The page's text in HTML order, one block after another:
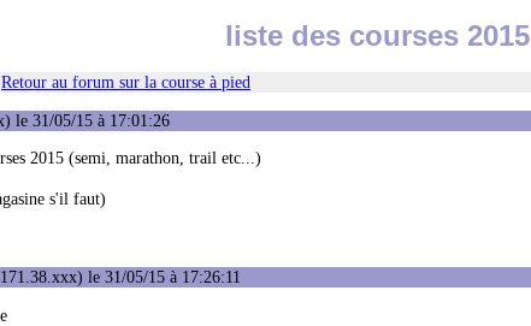
liste des courses 2015
Retour au forum sur la course à pied
le 31/05/15 à 17:01:26
2015 (semi, marathon, trail etc...)
s'il faut)
le 31/05/15 à 17:26:11